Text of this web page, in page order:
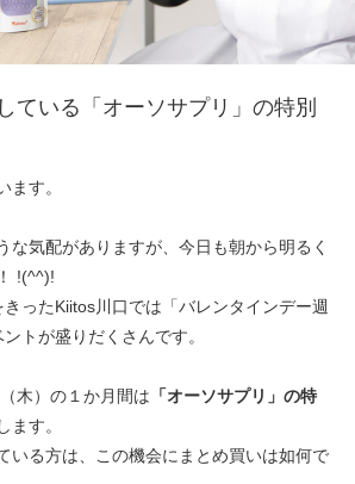
ている「オーソサプリ」の特別
ます。
な気配がありますが、今日も朝から明るく
!(^^)!
ったKiitos川口では「バレンタインデー週
トが盛りだくさんです。
木）の１か月間は 「オーソサプリ」の特
ます。
いる方は、この機会にまとめ買いは如何で